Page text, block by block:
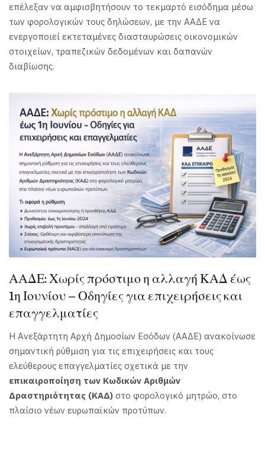
επέλεξαν να αμφισβητήσουν το τεκμαρτό εισόδημα μέσω
των φορολογικών τους δηλώσεων, με την ΑΑΔΕ να
ενεργοποιεί εκτεταμένες διασταυρώσεις οικονομικών
στοιχείων, τραπεζικών δεδομένων και δαπανών
διαβίωσης.
ΑΑΔΕ: Χωρίς πρόστιμο η αλλαγή ΚΑΔ έως
1η Ιουνίου – Οδηγίες για επιχειρήσεις και
επαγγελματίες
Η Ανεξάρτητη Αρχή Δημοσίων Εσόδων (ΑΑΔΕ) ανακοίνωσε
σημαντική ρύθμιση για τις επιχειρήσεις και τους
ελεύθερους επαγγελματίες σχετικά με την
επικαιροποίηση των Κωδικών Αριθμών
Δραστηριότητας (ΚΑΔ) στο φορολογικό μητρώο, στο
πλαίσιο νέων ευρωπαϊκών προτύπων.